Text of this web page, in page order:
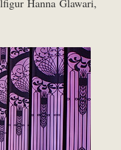
Hanna Glawari,